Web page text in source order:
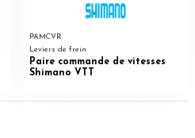
PAMCVR
Leviers de frein
Paire commande de vitesses
Shimano VTT